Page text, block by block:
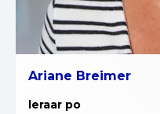
Ariane Breimer
leraar po